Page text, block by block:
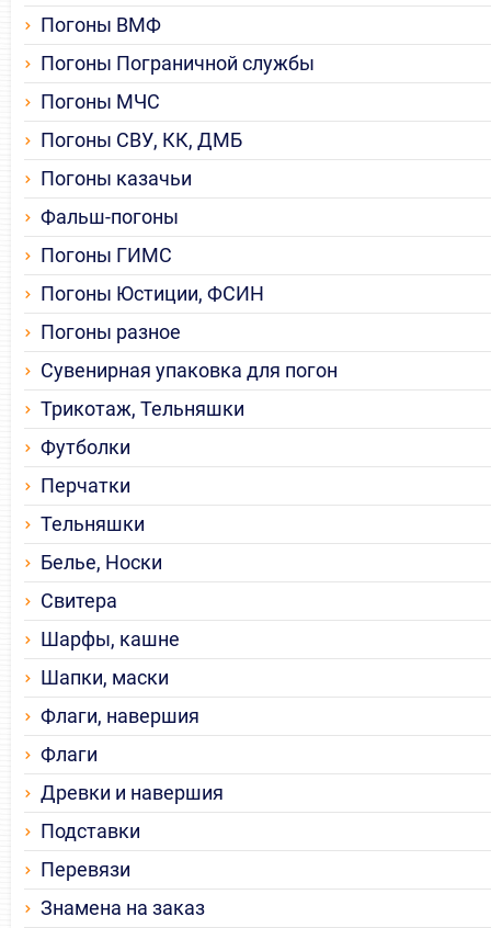
Погоны ВМФ
Погоны Пограничной службы
Погоны МЧС
Погоны СВУ, КК, ДМБ
Погоны казачьи
Фальш-погоны
Погоны ГИМС
Погоны Юстиции, ФСИН
Погоны разное
Сувенирная упаковка для погон
Трикотаж, Тельняшки
Футболки
Перчатки
Тельняшки
Белье, Носки
Свитера
Шарфы, кашне
Шапки, маски
Флаги, навершия
Флаги
Древки и навершия
Подставки
Перевязи
Знамена на заказ